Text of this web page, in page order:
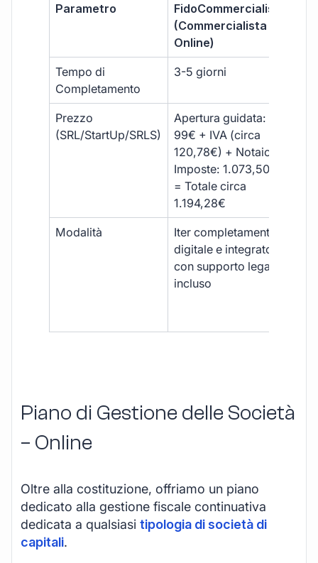
Parametro
FidoCommercialista
(Commercialista
Online)
Tempo di
Completamento
3-5 giorni
Prezzo
(SRL/StartUp/SRLS)
Apertura guidata:
99€ + IVA (circa
120,78€) + Notaio e
Imposte: 1.073,50€
= Totale circa
1.194,28€
Modalità
Iter completamente
digitale e integrato,
con supporto legale
incluso
Piano di Gestione delle Società
– Online
Oltre alla costituzione, offriamo un piano
dedicato alla gestione fiscale continuativa
dedicata a qualsiasi tipologia di società di
capitali.